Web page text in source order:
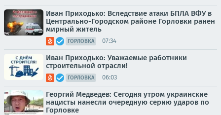
Иван Приходько: Вследствие атаки БПЛА ВФУ в
Центрально-Городском районе Горловки ранен
мирный житель
ГОРЛОВКА 07:34
Иван Приходько: Уважаемые работники
строительной отрасли!
ГОРЛОВКА 06:03
Георгий Медведев: Сегодня утром украинские
нацисты нанесли очередную серию ударов по
Горловке